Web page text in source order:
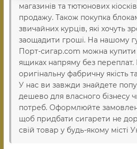
магазинів та тютюнових
продажу. Також покупка
звичайних курців, які хочуть
заощадити гроші. На нашому
Порт-сигар.com можна купити
ящиках напряму без
оригінальну фабричну якість
У нас ви завжди знайдете
дешево для власного бізнесу
потреб. Оформлюйте
щоб придбати сигарети не
свій товар у будь-якому місті